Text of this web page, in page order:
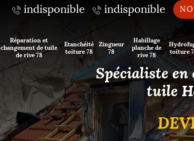
indisponible indisponible
Réparation et
changement de tuile
de rive 78
Etanchéité
toiture 78
Zingueur
78
Habillage
planche de
rive 78
toiture
Spécialiste
tuile